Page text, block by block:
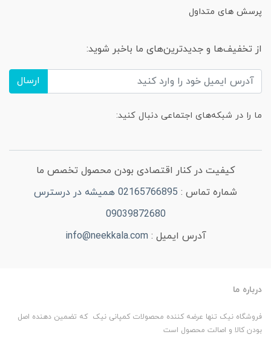
پرسش های متداول
از تخفیف‌ها و جدیدترین‌های ما باخبر شوید:
ارسال
ما را در شبکه‌های اجتماعی دنبال کنید:
کیفیت در کنار اقتصادی بودن محصول تخصص ما
شماره تماس :
02165766895 همیشه در درسترس
09039872680
آدرس ایمیل : info@neekkala.com
درباره ما
فروشگاه نیک تنها عرضه کننده محصولات کمپانی نیک که تضمین دهنده اصل
بودن کالا و اصالت محصول است